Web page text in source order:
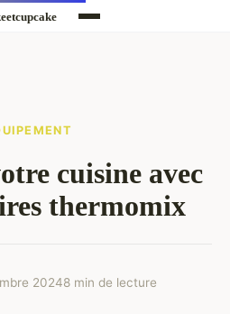
cuisine avec
thermomix
20248 min de lecture